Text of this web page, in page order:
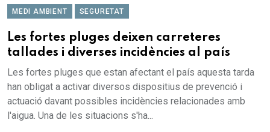
MEDI AMBIENT SEGURETAT
Les fortes pluges deixen carreteres
tallades i diverses incidències al país
Les fortes pluges que estan afectant el país aquesta tarda
han obligat a activar diversos dispositius de prevenció i
actuació davant possibles incidències relacionades amb
l'aigua. Una de les situacions s'ha...